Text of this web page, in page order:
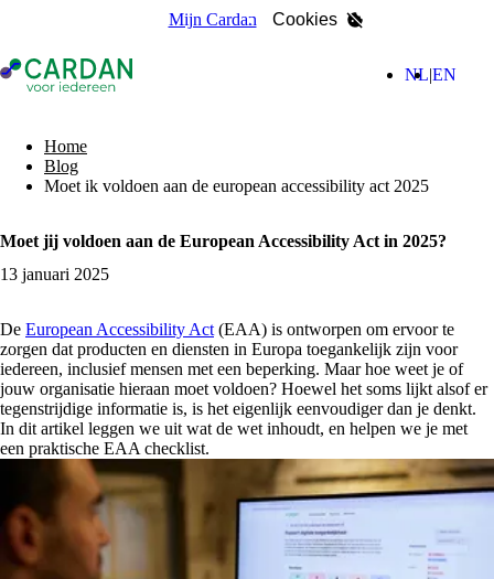
Mijn Cardan Cookies
- Home pagina
zoekenNL EN
Home
Blog
Moet ik voldoen aan de european accessibility act 2025
Moet jij voldoen aan de European Accessibility Act in 2025?
13 januari 2025
De European Accessibility Act (EAA) is ontworpen om ervoor te
zorgen dat producten en diensten in Europa toegankelijk zijn voor
iedereen, inclusief mensen met een beperking. Maar hoe weet je of
jouw organisatie hieraan moet voldoen? Hoewel het soms lijkt alsof er
tegenstrijdige informatie is, is het eigenlijk eenvoudiger dan je denkt.
In dit artikel leggen we uit wat de wet inhoudt, en helpen we je met
een praktische EAA checklist.